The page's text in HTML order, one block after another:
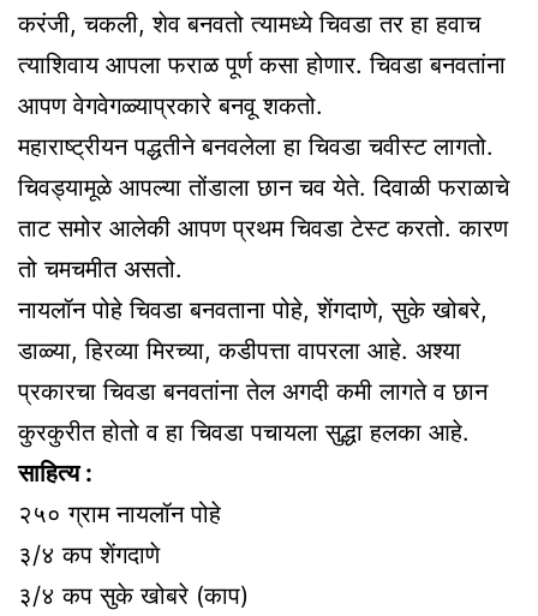
करंजी, चकली, शेव बनवतो त्यामध्ये चिवडा तर हा हवाच
त्याशिवाय आपला फराळ पूर्ण कसा होणार. चिवडा बनवतांना
आपण वेगवेगळ्याप्रकारे बनवू शकतो.
महाराष्ट्रीयन पद्धतीने बनवलेला हा चिवडा चवीस्ट लागतो.
चिवड्यामूळे आपल्या तोंडाला छान चव येते. दिवाळी फराळाचे
ताट समोर आलेकी आपण प्रथम चिवडा टेस्ट करतो. कारण
तो चमचमीत असतो.
नायलॉन पोहे चिवडा बनवताना पोहे, शेंगदाणे, सुके खोबरे,
डाळ्या, हिरव्या मिरच्या, कडीपत्ता वापरला आहे. अश्या
प्रकारचा चिवडा बनवतांना तेल अगदी कमी लागते व छान
कुरकुरीत होतो व हा चिवडा पचायला सुद्धा हलका आहे.
साहित्य :
२५० ग्राम नायलॉन पोहे
३/४ कप शेंगदाणे
३/४ कप सुके खोबरे (काप)